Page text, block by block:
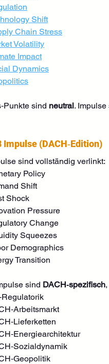
Shift
Chain Stress
Volatility
Impact
Dynamics
sind neutral. Impulse
Impulse (DACH‑Edition)
sind vollständig verlinkt:
Policy
Shift
Shock
Pressure
Change
Squeezes
Demographics
Transition
sind DACH‑spezifisch